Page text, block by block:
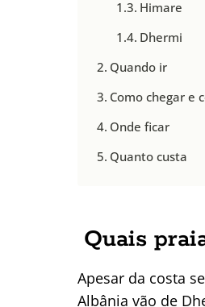
Himare
Dhermi
Quando ir
Como chegar e
Onde ficar
Quanto custa
Quais
Apesar da costa
Albânia vão de